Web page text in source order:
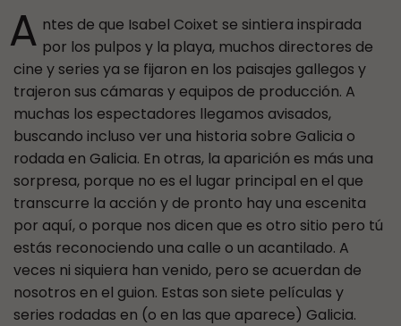
A ntes de que Isabel Coixet se sintiera inspirada
por los pulpos y la playa, muchos directores de
cine y series ya se fijaron en los paisajes gallegos y
trajeron sus cámaras y equipos de producción. A
muchas los espectadores llegamos avisados,
buscando incluso ver una historia sobre Galicia o
rodada en Galicia. En otras, la aparición es más una
sorpresa, porque no es el lugar principal en el que
transcurre la acción y de pronto hay una escenita
por aquí, o porque nos dicen que es otro sitio pero tú
estás reconociendo una calle o un acantilado. A
veces ni siquiera han venido, pero se acuerdan de
nosotros en el guion. Estas son siete películas y
series rodadas en (o en las que aparece) Galicia.